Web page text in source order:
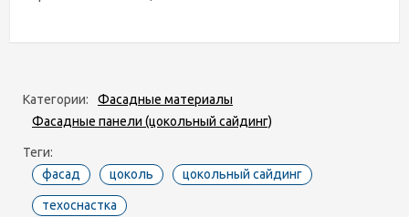
Категории:
Фасадные материалы
Фасадные панели (цокольный сайдинг)
Теги:
фасад
цоколь цокольный сайдинг
техоснастка